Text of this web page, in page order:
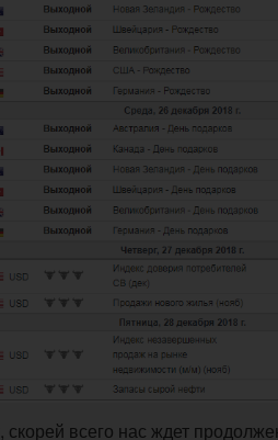
скорей всего нас ждет